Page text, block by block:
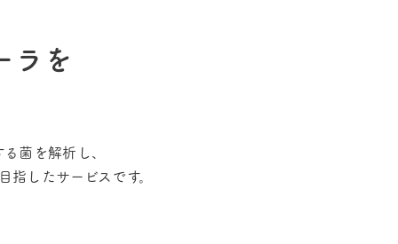
ラを
菌を解析し、
したサービスです。